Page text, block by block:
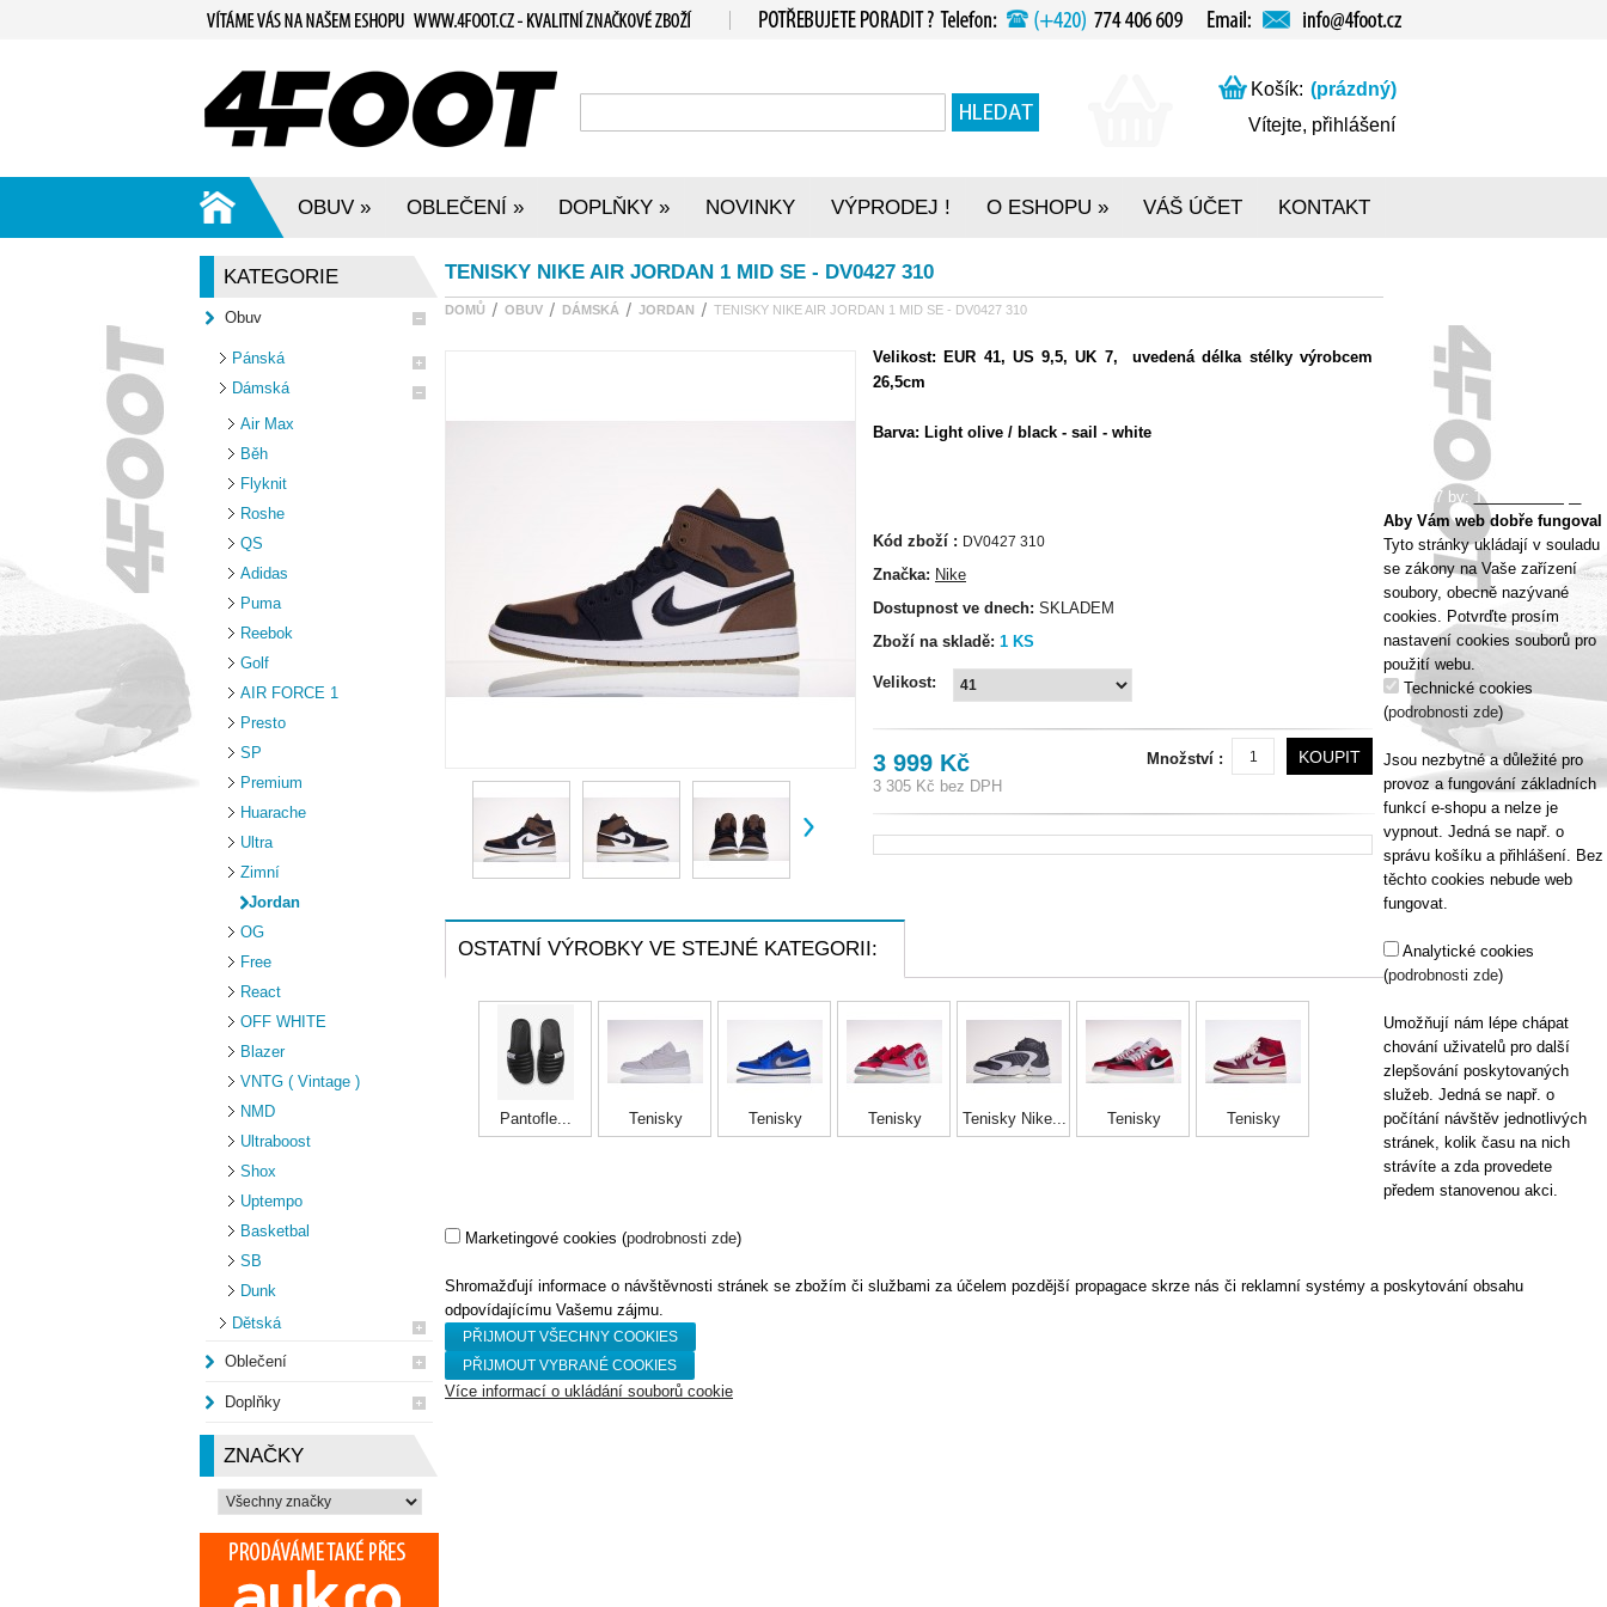
Vítejte, přihlášení
Košík: (prázdný)
OBUV » OBLEČENÍ » DOPLŇKY » NOVINKY VÝPRODEJ ! O ESHOPU » VÁŠ ÚČET KONTAKT
KATEGORIE
Obuv
Pánská
Dámská
Air Max
Běh
Flyknit
Roshe
QS
Adidas
Puma
Reebok
Golf
AIR FORCE 1
Presto
SP
Premium
Huarache
Ultra
Zimní
Jordan
OG
Free
React
OFF WHITE
Blazer
VNTG ( Vintage )
NMD
Ultraboost
Shox
Uptempo
Basketbal
SB
Dunk
Dětská
Oblečení
Doplňky
ZNAČKY
TENISKY NIKE AIR JORDAN 1 MID SE - DV0427 310
DOMŮ OBUV DÁMSKÁ JORDAN TENISKY NIKE AIR JORDAN 1 MID SE - DV0427 310
Velikost: EUR 41, US 9,5, UK 7, uvedená délka stélky výrobcem
26,5cm
Barva: Light olive / black - sail - white
Kód zboží : DV0427 310
Značka: Nike
Dostupnost ve dnech: SKLADEM
Zboží na skladě: 1 KS
Velikost:
3 999 Kč KOUPIT
Množství :
3 305 Kč bez DPH
OSTATNÍ VÝROBKY VE STEJNÉ KATEGORII:
Pantofle...
Tenisky
NIKE...
Tenisky
NIKE...
Tenisky
NIKE...
Tenisky Nike...
Tenisky
NIKE...
Tenisky
NIKE...
Tenisky Nike... Obuv NIKE...
2017 by: Tvorba e-shopu
Aby Vám web dobře fungoval
Tyto stránky ukládají v souladu
se zákony na Vaše zařízení
soubory, obecně nazývané
cookies. Potvrďte prosím
nastavení cookies souborů pro
použití webu.
Technické cookies
(podrobnosti zde)
Jsou nezbytné a důležité pro
provoz a fungování základních
funkcí e-shopu a nelze je
vypnout. Jedná se např. o
správu košíku a přihlášení. Bez
těchto cookies nebude web
fungovat.
Analytické cookies
(podrobnosti zde)
Umožňují nám lépe chápat
chování uživatelů pro další
zlepšování poskytovaných
služeb. Jedná se např. o
počítání návštěv jednotlivých
stránek, kolik času na nich
strávíte a zda provedete
předem stanovenou akci.
Marketingové cookies (podrobnosti zde)
Shromažďují informace o návštěvnosti stránek se zbožím či službami za účelem pozdější propagace skrze nás či reklamní systémy a poskytování obsahu
odpovídajícímu Vašemu zájmu.
Více informací o ukládání souborů cookie